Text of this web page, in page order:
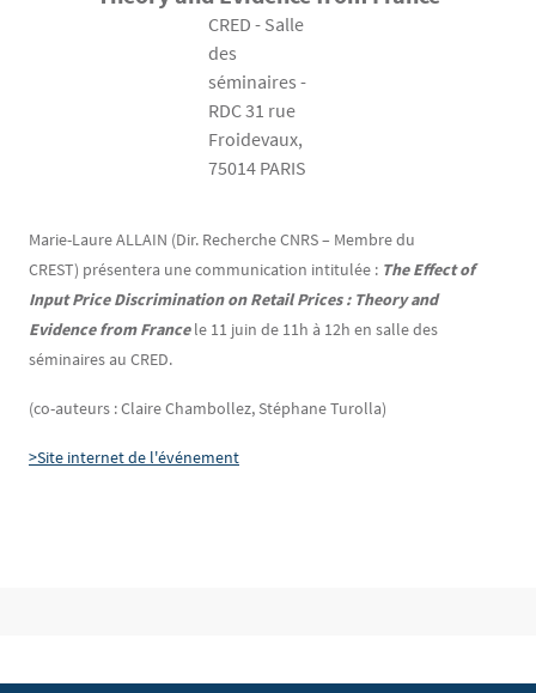
CRED - Salle
des
séminaires -
RDC 31 rue
Froidevaux,
75014 PARIS
Contenu
Texte
Marie-Laure ALLAIN (Dir. Recherche CNRS – Membre du
CREST) présentera une communication intitulée : The Effect of
Input Price Discrimination on Retail Prices : Theory and
Evidence from Francele 11 juin de 11h à 12h en salle des
séminaires au CRED.
(co-auteurs : Claire Chambollez, Stéphane Turolla)
>Site internet de l'événement